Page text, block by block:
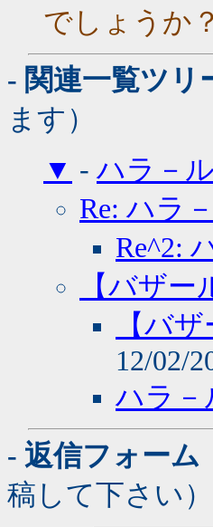
でしょうか
- 関連一覧ツリ
ます）
▼ -ハラ－
Re: ハラ
Re^2:
【バザ
【バ
12/02/
ハラ－
- 返信フォーム
稿して下さい）